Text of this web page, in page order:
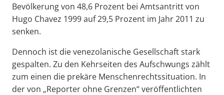
Bevölkerung von 48,6 Prozent bei Amtsantritt von
Hugo Chavez 1999 auf 29,5 Prozent im Jahr 2011 zu
senken.
Dennoch ist die venezolanische Gesellschaft stark
gespalten. Zu den Kehrseiten des Aufschwungs zählt
zum einen die prekäre Menschenrechtssituation. In
der von „Reporter ohne Grenzen“ veröffentlichten